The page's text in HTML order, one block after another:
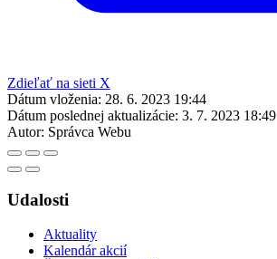
Zdieľať na sieti X
Dátum vloženia: 28. 6. 2023 19:44
Dátum poslednej aktualizácie: 3. 7. 2023 18:49
Autor: Správca Webu
Udalosti
Aktuality
Kalendár akcií